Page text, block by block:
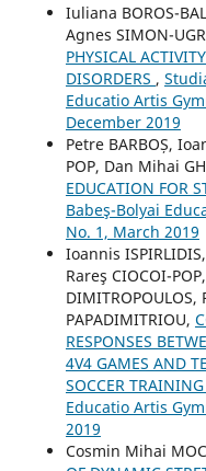
Iuliana BOROS-
Agnes SIMON-
PHYSICAL
DISORDERS ,
Educatio Artis
December 2019
Petre BARBOȘ,
POP, Dan Mihai
EDUCATION FOR
Babeş-Bolyai
No. 1, March 2019
Ioannis
Rareş CIOCOI-
PAPADIMITRIOU,
RESPONSES
4V4 GAMES AND
SOCCER TRAINING
Educatio Artis
2019
Cosmin Mihai